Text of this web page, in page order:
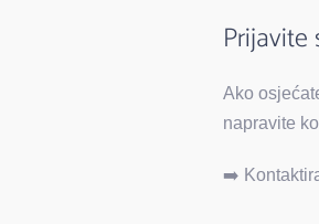
Ako
napravite
➡️